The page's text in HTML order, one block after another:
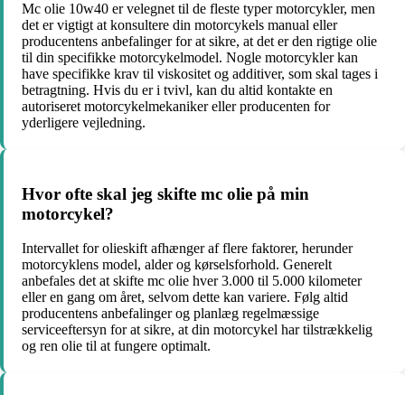
Mc olie 10w40 er velegnet til de fleste typer motorcykler, men
det er vigtigt at konsultere din motorcykels manual eller
producentens anbefalinger for at sikre, at det er den rigtige olie
til din specifikke motorcykelmodel. Nogle motorcykler kan
have specifikke krav til viskositet og additiver, som skal tages i
betragtning. Hvis du er i tvivl, kan du altid kontakte en
autoriseret motorcykelmekaniker eller producenten for
yderligere vejledning.
Hvor ofte skal jeg skifte mc olie på min
motorcykel?
Intervallet for olieskift afhænger af flere faktorer, herunder
motorcyklens model, alder og kørselsforhold. Generelt
anbefales det at skifte mc olie hver 3.000 til 5.000 kilometer
eller en gang om året, selvom dette kan variere. Følg altid
producentens anbefalinger og planlæg regelmæssige
serviceeftersyn for at sikre, at din motorcykel har tilstrækkelig
og ren olie til at fungere optimalt.